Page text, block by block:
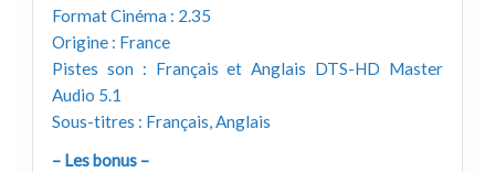
Format Cinéma : 2.35
Origine : France
Pistes son : Français et Anglais DTS-HD Master
Audio 5.1
Sous-titres : Français, Anglais
– Les bonus –